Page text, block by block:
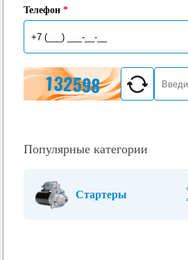
Телефон *
Популярные категории
Стартеры